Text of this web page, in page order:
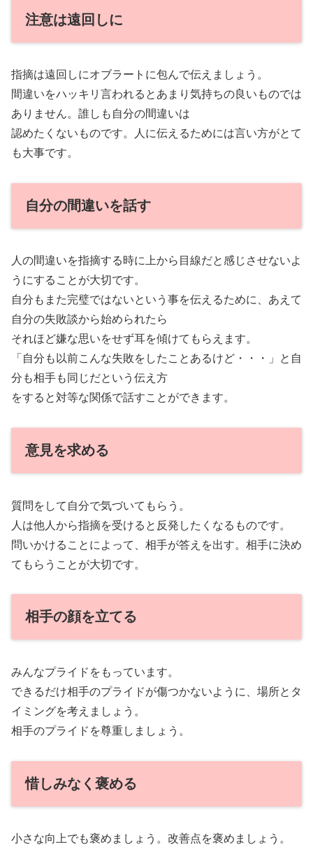
注意は遠回しに
指摘は遠回しにオブラートに包んで伝えましょう。
間違いをハッキリ言われるとあまり気持ちの良いものでは
ありません。誰しも自分の間違いは
認めたくないものです。人に伝えるためには言い方がとて
も大事です。
自分の間違いを話す
人の間違いを指摘する時に上から目線だと感じさせないよ
うにすることが大切です。
自分もまた完璧ではないという事を伝えるために、あえて
自分の失敗談から始められたら
それほど嫌な思いをせず耳を傾けてもらえます。
「自分も以前こんな失敗をしたことあるけど・・・」と自
分も相手も同じだという伝え方
をすると対等な関係で話すことができます。
意見を求める
質問をして自分で気づいてもらう。
人は他人から指摘を受けると反発したくなるものです。
問いかけることによって、相手が答えを出す。相手に決め
てもらうことが大切です。
相手の顔を立てる
みんなプライドをもっています。
できるだけ相手のプライドが傷つかないように、場所とタ
イミングを考えましょう。
相手のプライドを尊重しましょう。
惜しみなく褒める
小さな向上でも褒めましょう。改善点を褒めましょう。